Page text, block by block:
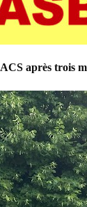
après trois